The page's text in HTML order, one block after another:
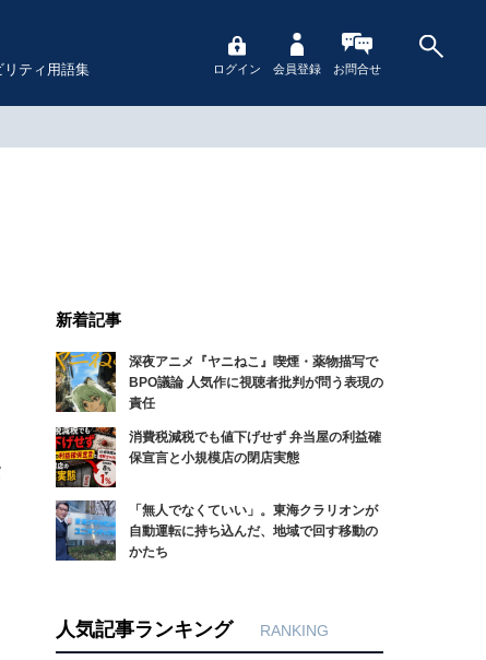
リティ用語集 ログイン 会員登録 お問合せ
新着記事
深夜アニメ『ヤニねこ』喫煙・薬物描写で
BPO議論 人気作に視聴者批判が問う表現の
責任
消費税減税でも値下げせず 弁当屋の利益確
保宣言と小規模店の閉店実態
「無人でなくていい」。東海クラリオンが
自動運転に持ち込んだ、地域で回す移動の
かたち
人気記事ランキング RANKING